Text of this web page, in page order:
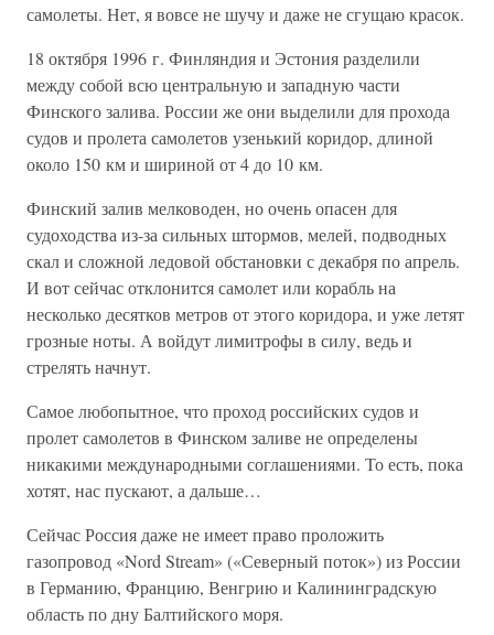
самолеты. Нет, я вовсе не шучу и даже не сгущаю красок.
18 октября 1996 г. Финляндия и Эстония разделили
между собой всю центральную и западную части
Финского залива. России же они выделили для прохода
судов и пролета самолетов узенький коридор, длиной
около 150 км и шириной от 4 до 10 км.
Финский залив мелководен, но очень опасен для
судоходства из-за сильных штормов, мелей, подводных
скал и сложной ледовой обстановки с декабря по апрель.
И вот сейчас отклонится самолет или корабль на
несколько десятков метров от этого коридора, и уже летят
грозные ноты. А войдут лимитрофы в силу, ведь и
стрелять начнут.
Самое любопытное, что проход российских судов и
пролет самолетов в Финском заливе не определены
никакими международными соглашениями. То есть, пока
хотят, нас пускают, а дальше…
Сейчас Россия даже не имеет право проложить
газопровод «Nord Stream» («Северный поток») из России
в Германию, Францию, Венгрию и Калининградскую
область по дну Балтийского моря.